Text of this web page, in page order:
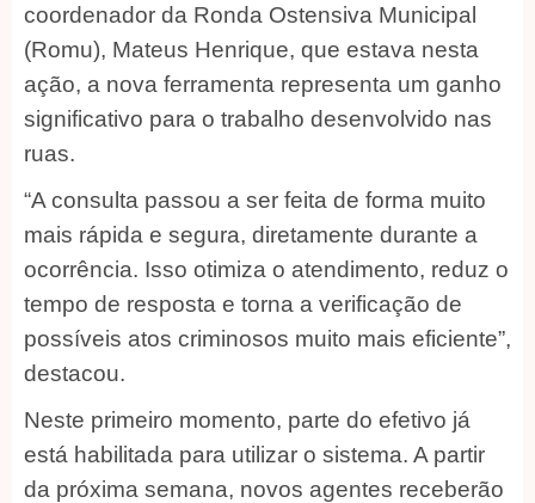
coordenador da Ronda Ostensiva Municipal
(Romu), Mateus Henrique, que estava nesta
ação, a nova ferramenta representa um ganho
significativo para o trabalho desenvolvido nas
ruas.
“A consulta passou a ser feita de forma muito
mais rápida e segura, diretamente durante a
ocorrência. Isso otimiza o atendimento, reduz o
tempo de resposta e torna a verificação de
possíveis atos criminosos muito mais eficiente”,
destacou.
Neste primeiro momento, parte do efetivo já
está habilitada para utilizar o sistema. A partir
da próxima semana, novos agentes receberão